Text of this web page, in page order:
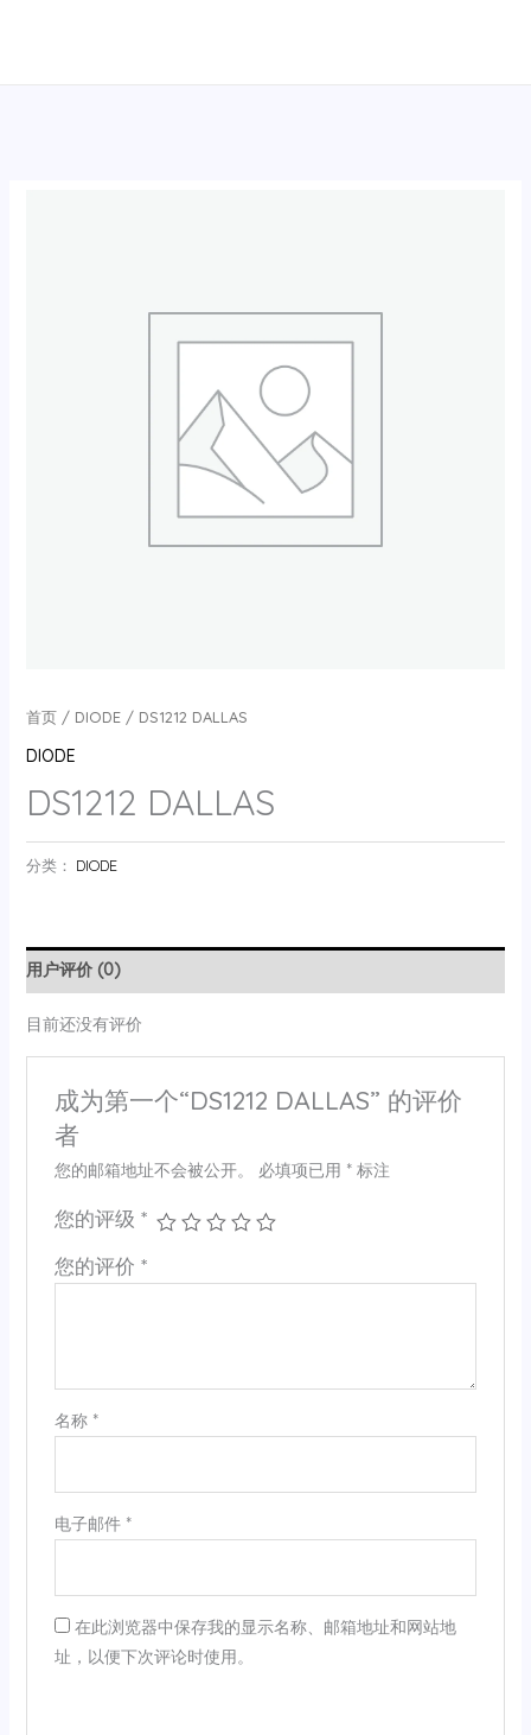
首页/ DIODE/ DS1212 DALLAS
DIODE
DS1212 DALLAS
分类： DIODE
用户评价 (0)
目前还没有评价
成为第一个“DS1212 DALLAS” 的评价
者
您的邮箱地址不会被公开。 必填项已用 *标注
您的评级 *
您的评价 *
名称 *
电子邮件 *
在此浏览器中保存我的显示名称、邮箱地址和网站地
址，以便下次评论时使用。